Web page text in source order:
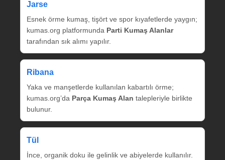
Jarse
Esnek örme kumaş, tişört ve spor kıyafetlerde yaygın;
kumas.org platformunda Parti Kumaş Alanlar
tarafından sık alımı yapılır.
Ribana
Yaka ve manşetlerde kullanılan kabartılı örme;
kumas.org’da Parça Kumaş Alan talepleriyle birlikte
bulunur.
Tül
İnce, organik doku ile gelinlik ve abiyelerde kullanılır.